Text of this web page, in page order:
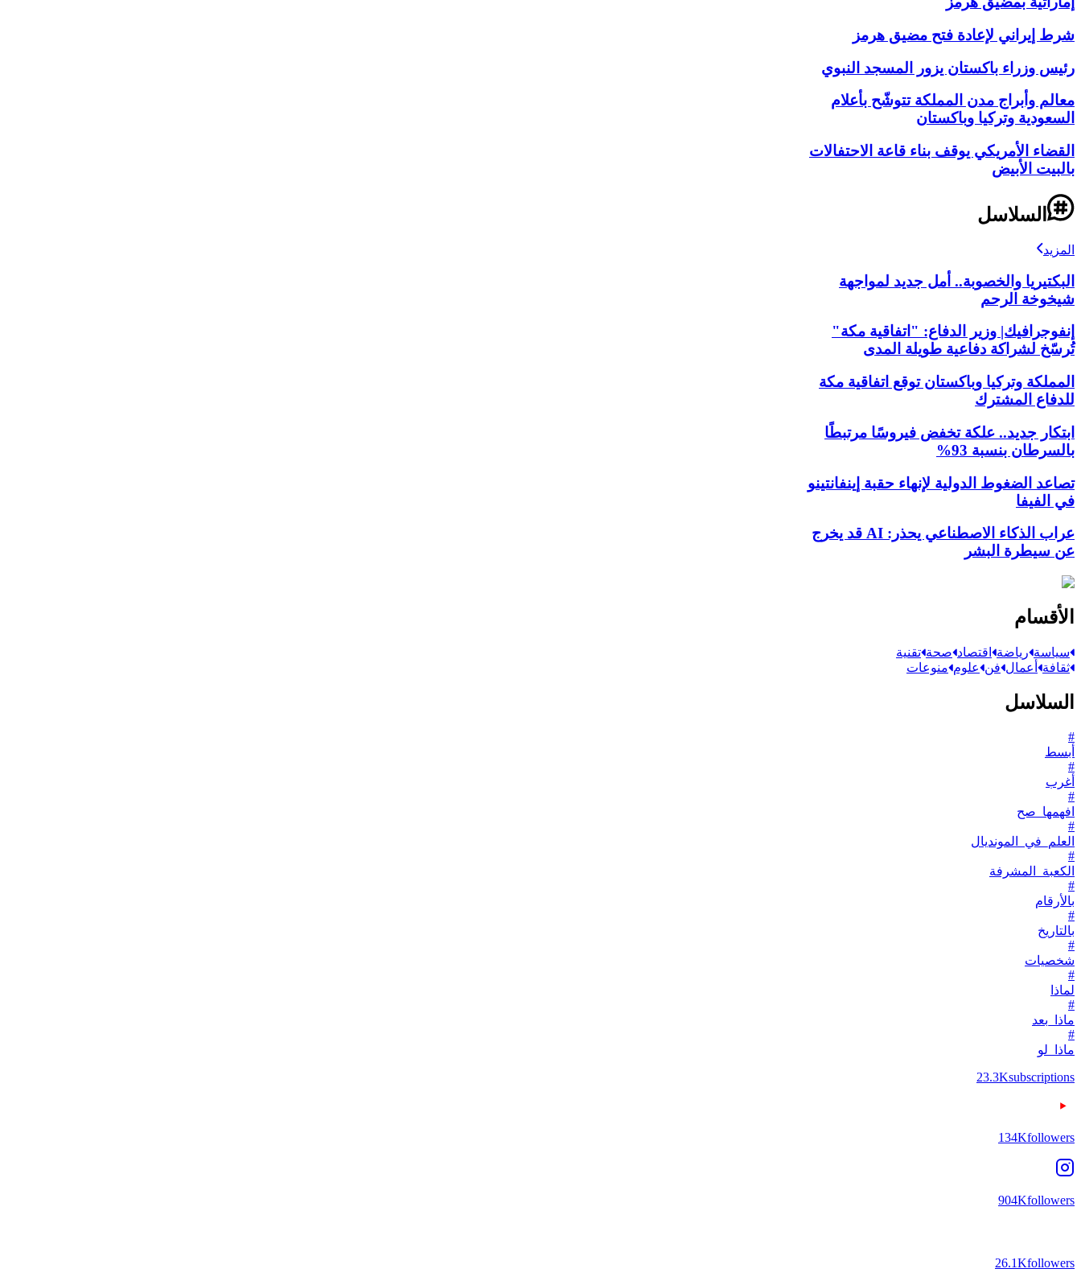
شرط إيراني لإعادة فتح مضيق هرمز
رئيس وزراء باكستان يزور المسجد النبوي
معالم وأبراج مدن المملكة تتوشّح بأعلام
السعودية وتركيا وباكستان
القضاء الأمريكي يوقف بناء قاعة الاحتفالات
بالبيت الأبيض
السلاسل
المزيد
البكتيريا والخصوبة.. أمل جديد لمواجهة
شيخوخة الرحم
إنفوجرافيك| وزير الدفاع: "اتفاقية مكة"
تُرسّخ لشراكة دفاعية طويلة المدى
المملكة وتركيا وباكستان توقع اتفاقية مكة
للدفاع المشترك
ابتكار جديد.. علكة تخفض فيروسًا مرتبطًا
بالسرطان بنسبة 93%
تصاعد الضغوط الدولية لإنهاء حقبة إينفانتينو
في الفيفا
عراب الذكاء الاصطناعي يحذر: AI قد يخرج
عن سيطرة البشر
الأقسام
سياسة رياضة اقتصاد صحة تقنية
ثقافة
أعمال فن علوم منوعات
السلاسل
#
أبسط
#
أغرب
#
افهمها_صح
#
العلم_في_المونديال
#
الكعبة_المشرفة
#
بالأرقام
#
بالتاريخ
#
شخصيات
#
لماذا
#
ماذا_بعد
#
ماذا_لو
23.3Ksubscriptions
134Kfollowers
904Kfollowers
26.1Kfollowers